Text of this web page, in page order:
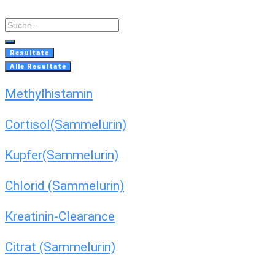
to
content
Search
...
Resultate
Alle Resultate
Methylhistamin
Cortisol(Sammelurin)
Kupfer(Sammelurin)
Chlorid (Sammelurin)
Kreatinin-Clearance
Citrat (Sammelurin)